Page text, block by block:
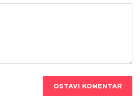
OSTAVI KOMENTAR